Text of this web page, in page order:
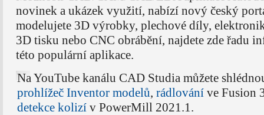
novinek a ukázek využití, nabízí nový český
modelujete 3D výrobky, plechové díly,
3D tisku nebo CNC obrábění, najdete zde řadu
této populární aplikace.
Na YouTube kanálu CAD Studia můžete
prohlížeč Inventor modelů, rádlováníve Fusion
detekce kolizív PowerMill 2021.1.